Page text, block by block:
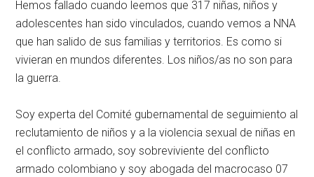
Hemos fallado cuando leemos que 317 niñas, niños y
adolescentes han sido vinculados, cuando vemos a NNA
que han salido de sus familias y territorios. Es como si
vivieran en mundos diferentes. Los niños/as no son para
la guerra.
Soy experta del Comité gubernamental de seguimiento al
reclutamiento de niños y a la violencia sexual de niñas en
el conflicto armado, soy sobreviviente del conflicto
armado colombiano y soy abogada del macrocaso 07